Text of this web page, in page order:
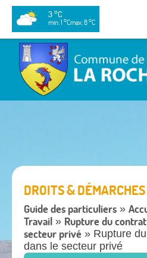
3 °C
min: 1 °Cmax: 8 °C
DROITS & DÉMARCHES
Guide des particuliers »
Travail » Rupture du
secteur privé » Rupture
dans le secteur privé